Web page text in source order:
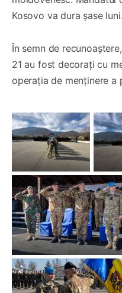
Kosovo va dura șase luni.
În semn de
21 au fost decorați cu
operația de menținere a